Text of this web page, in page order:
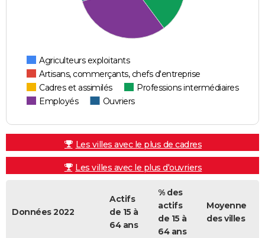
Agriculteurs exploitants
Artisans, commerçants, chefs d'entreprise
Cadres et assimilés
Professions intermédiaires
Employés
Ouvriers
Les villes avec le plus de cadres
Les villes avec le plus d'ouvriers
Données 2022
Actifs
de 15 à
64 ans
% des
actifs
de 15 à
64 ans
Moyenne
des villes